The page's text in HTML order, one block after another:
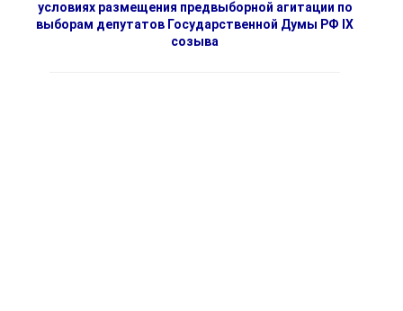
условиях размещения предвыборной агитации по
выборам депутатов Государственной Думы РФ IX
созыва